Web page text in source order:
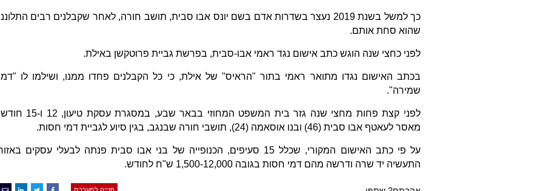
כך למשל בשנת 2019 נעצר בשדרות אדם בשם יונס אבו סבית, תושב חורה, לאחר שקבלנים רבים
שהוא סחת אותם.
לפני כחצי שנה הוגש כתב אישום נגד ראמי אבו-סבית, בפרשת גביית פרוטקשן באילת.
בכתב האישום נגדו מתואר ראמי בתור "הראיס" של אילת, כי כל הקבלנים פחדו ממנו, ושילמו לו
שמירה".
לפני קצת פחות מחצי שנה גזר בית המשפט המחוזי בבאר שבע, במסגרת עסקת טיעון, 12
מאסר לעאטף אבו סבית (46) ובנו אוסאמה (24), תושבי חורה שבנגב, בגין סיוע לגביית דמי חסות.
על פי כתב האישום המקורי, שכלל 15 סעיפים, הכנופייה של בני אבו סבית פנתה לבעלי עסקים
התעשיה יד שרה ודרשה מהם דמי חסות בגובה 1,500-12,000 ש"ח לחודש.